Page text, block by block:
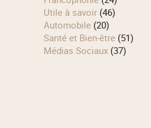
Utile à savoir(46)
Automobile(20)
Santé et Bien-être(51)
Médias Sociaux(37)